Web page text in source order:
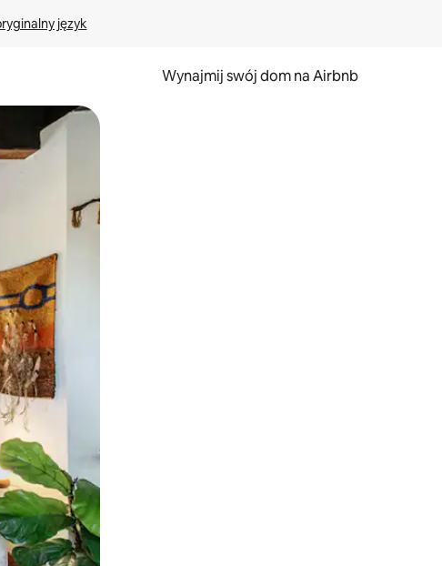
język
Wynajmij swój dom na Airbnb
je za pomocą gestów dotykowych lub przesuwania.